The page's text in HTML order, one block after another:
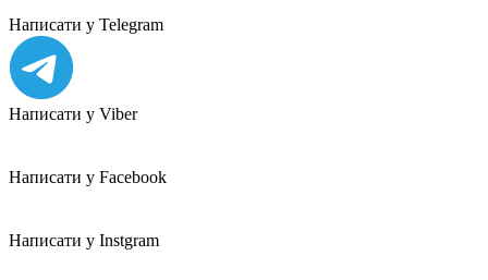
Написати у Telegram
Написати у Viber
Написати у Facebook
Написати у Instgram